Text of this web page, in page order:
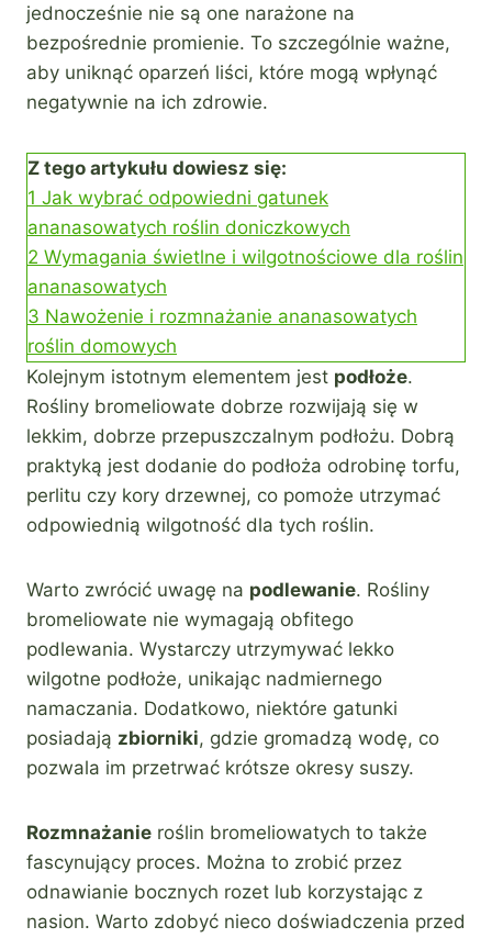
jednocześnie nie są one narażone na
bezpośrednie promienie. To szczególnie ważne,
aby uniknąć oparzeń liści, które mogą wpłynąć
negatywnie na ich zdrowie.
Z tego artykułu dowiesz się:
1 Jak wybrać odpowiedni gatunek
ananasowatych roślin doniczkowych
2 Wymagania świetlne i wilgotnościowe dla roślin
ananasowatych
3 Nawożenie i rozmnażanie ananasowatych
roślin domowych
Kolejnym istotnym elementem jest podłoże.
Rośliny bromeliowate dobrze rozwijają się w
lekkim, dobrze przepuszczalnym podłożu. Dobrą
praktyką jest dodanie do podłoża odrobinę torfu,
perlitu czy kory drzewnej, co pomoże utrzymać
odpowiednią wilgotność dla tych roślin.
Warto zwrócić uwagę na podlewanie. Rośliny
bromeliowate nie wymagają obfitego
podlewania. Wystarczy utrzymywać lekko
wilgotne podłoże, unikając nadmiernego
namaczania. Dodatkowo, niektóre gatunki
posiadają zbiorniki, gdzie gromadzą wodę, co
pozwala im przetrwać krótsze okresy suszy.
Rozmnażanie roślin bromeliowatych to także
fascynujący proces. Można to zrobić przez
odnawianie bocznych rozet lub korzystając z
nasion. Warto zdobyć nieco doświadczenia przed